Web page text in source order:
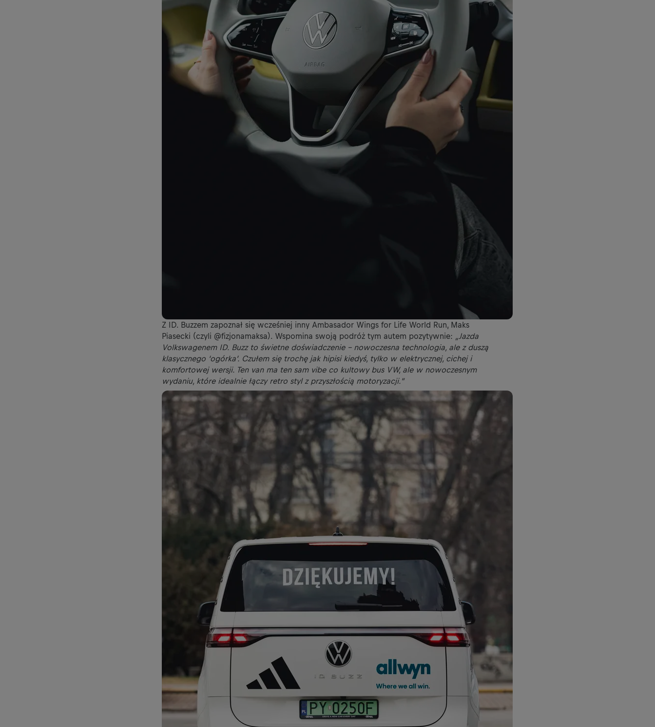
Z ID. Buzzem zapoznał się wcześniej inny Ambasador Wings for Life World Run, Maks
Piasecki (czyli @fizjonamaksa). Wspomina swoją podróż tym autem pozytywnie: „Jazda
Volkswagenem ID. Buzz to świetne doświadczenie – nowoczesna technologia, ale z duszą
klasycznego ‘ogórka’. Czułem się trochę jak hipisi kiedyś, tylko w elektrycznej, cichej i
komfortowej wersji. Ten van ma ten sam vibe co kultowy bus VW, ale w nowoczesnym
wydaniu, które idealnie łączy retro styl z przyszłością motoryzacji.”